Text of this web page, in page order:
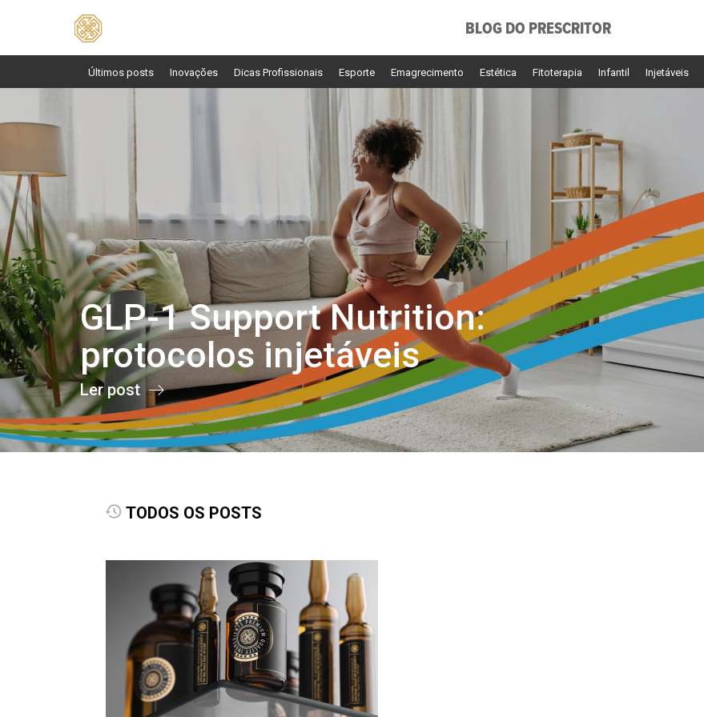
BLOG DO PRESCRITOR
Últimos posts Inovações Dicas Profissionais Esporte Emagrecimento Estética Fitoterapia Infantil Injetáveis
GLP-1 Support Nutrition:
protocolos injetáveis
Ler post
TODOS OS POSTS